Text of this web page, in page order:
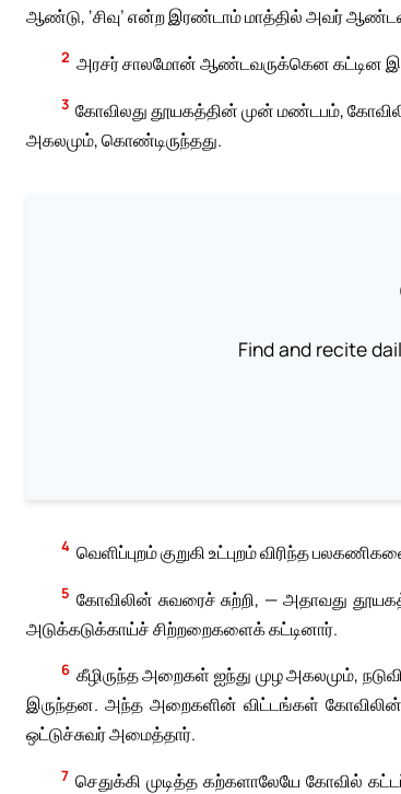
ஆண்டு, ‘சிவு’ என்ற இரண்டாம் மாத்தில் அவர்
2 அரசர் சாலமோன் ஆண்டவருக்கென கட்டின
3 கோவிலது தூயகத்தின் முன் மண்டபம்,
அகலமும், கொண்டிருந்தது.
Find and recite
4 வெளிப்புறம் குறுகி உட்புறம் விரிந்த
5 கோவிலின் சுவரைச் சுற்றி, — அதாவது
அடுக்கடுக்காய்ச் சிற்றறைகளைக் கட்டினார்.
6 கீழிருந்த அறைகள் ஐந்து முழ அகலமும்,
இருந்தன. அந்த அறைகளின் விட்டங்கள் கோவிலின்
ஒட்டுச்சுவர் அமைத்தார்.
7 செதுக்கி முடித்த கற்களாலேயே கோவில்